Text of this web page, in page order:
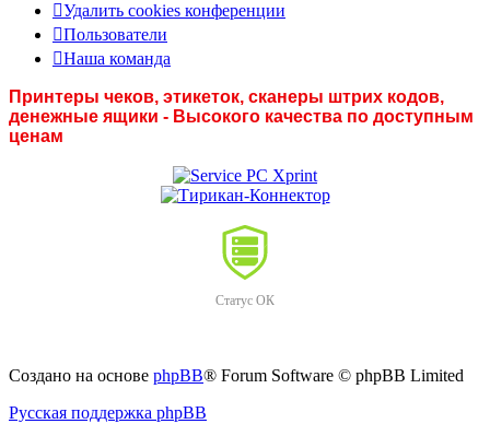
Удалить cookies конференции
Пользователи
Наша команда
Принтеры чеков, этикеток, сканеры штрих кодов,
денежные ящики - Высокого качества по доступным
ценам
Статус ОК
Создано на основе phpBB® Forum Software © phpBB Limited
Русская поддержка phpBB